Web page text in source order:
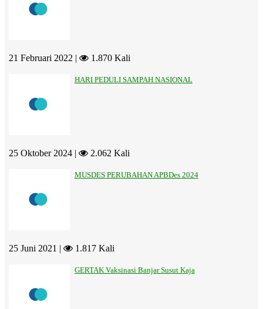
21 Februari 2022 | 1.870 Kali
HARI PEDULI SAMPAH NASIONAL
25 Oktober 2024 | 2.062 Kali
MUSDES PERUBAHAN APBDes 2024
25 Juni 2021 | 1.817 Kali
GERTAK Vaksinasi Banjar Susut Kaja